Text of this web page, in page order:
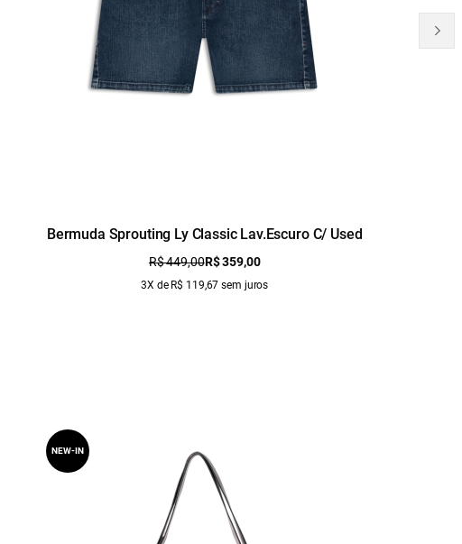
Bermuda Sprouting Ly Classic Lav.Escuro C/ Used
R$ 449,00R$ 359,00
3X de R$ 119,67 sem juros
NEW-IN